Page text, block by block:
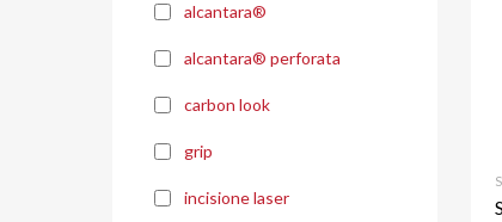
alcantara®
alcantara® perforata
carbon look
grip
incisione laser